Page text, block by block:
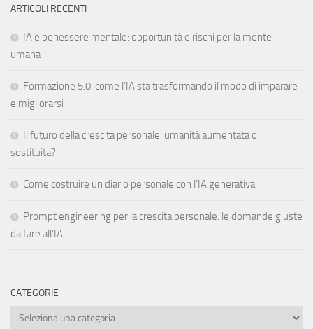
ARTICOLI RECENTI
IA e benessere mentale: opportunità e rischi per la mente
umana
Formazione 5.0: come l’IA sta trasformando il modo di imparare
e migliorarsi
Il futuro della crescita personale: umanità aumentata o
sostituita?
Come costruire un diario personale con l’IA generativa
Prompt engineering per la crescita personale: le domande giuste
da fare all’IA
CATEGORIE
Categorie